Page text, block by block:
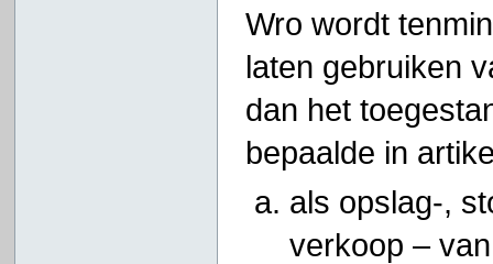
Wro wordt
laten gebruiken
dan het
bepaalde in
als opslag-,
verkoop –